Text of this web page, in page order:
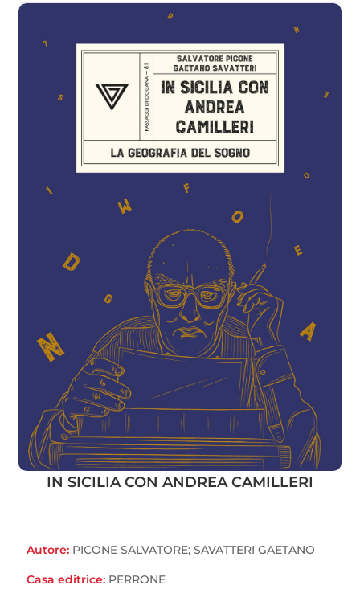
IN SICILIA CON ANDREA CAMILLERI
Autore: PICONE SALVATORE; SAVATTERI GAETANO
Casa editrice: PERRONE